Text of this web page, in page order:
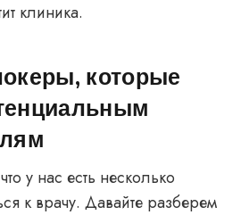
клиника.
которые
у нас есть несколько
к врачу. Давайте разберем